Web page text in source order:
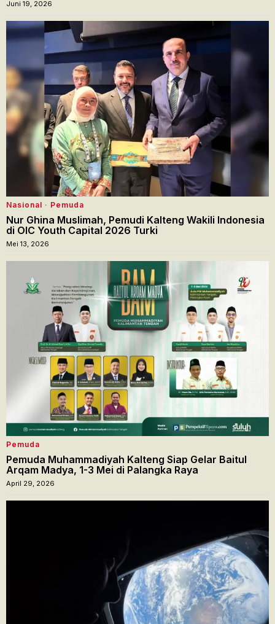
Juni 19, 2026
Nasional · Pemuda
Nur Ghina Muslimah, Pemudi Kalteng Wakili Indonesia
di OIC Youth Capital 2026 Turki
Mei 13, 2026
Pemuda
Pemuda Muhammadiyah Kalteng Siap Gelar Baitul
Arqam Madya, 1-3 Mei di Palangka Raya
April 29, 2026